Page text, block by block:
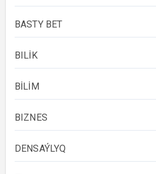
BASTY BET
BILİK
BİLİM
BIZNES
DENSAÝLYQ